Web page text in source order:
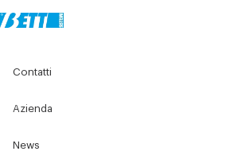
Contatti
Azienda
News
Posizionatori per etichettatrice
Attacco di staffaggio snodato